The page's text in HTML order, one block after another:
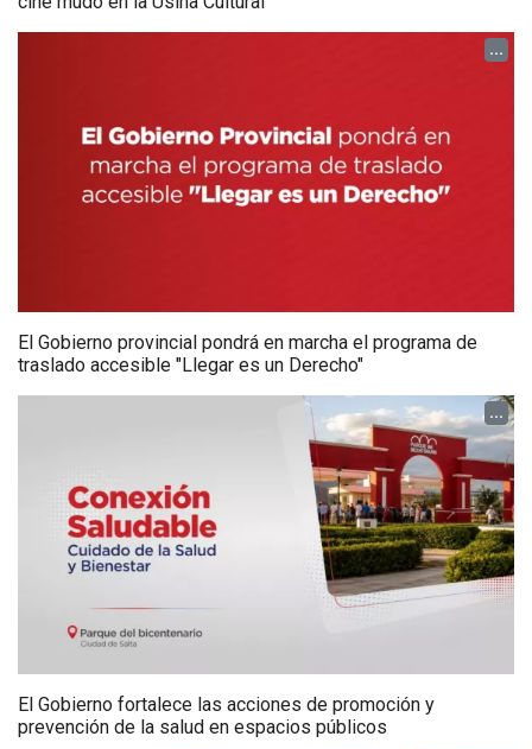
...
El Gobierno provincial pondrá en marcha el programa de
traslado accesible "Llegar es un Derecho"
...
El Gobierno fortalece las acciones de promoción y
prevención de la salud en espacios públicos